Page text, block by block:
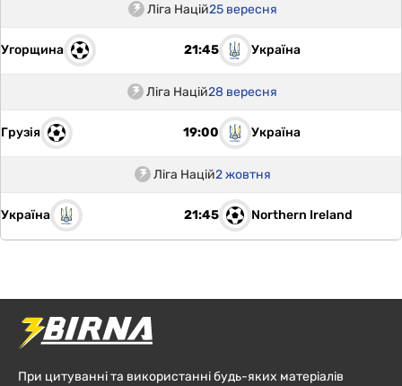
Ліга Націй25 вересня
Угорщина 21:45 Україна
Ліга Націй28 вересня
Грузія 19:00 Україна
Ліга Націй2 жовтня
Україна 21:45 Northern Ireland
При цитуванні та використанні будь-яких матеріалів